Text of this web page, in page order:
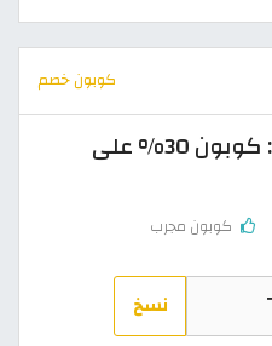
كوبون خصم
كود خصم Temu البحرين: كوبون 30% على
كوبون مجرب
نسخ